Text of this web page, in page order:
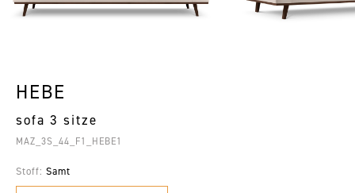
HEBE
sofa 3 sitze
MAZ_3S_44_F1_HEBE1
Stoff: Samt